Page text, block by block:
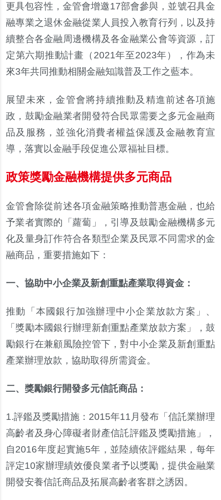
更具包容性，金管會增邀17部會參與，並號召具金
融專業之退休金融從業人員投入教育行列，以及持
續整合各金融周邊機構及各金融業公會等資源，訂
定第六期推動計畫（2021年至2023年），作為未
來3年共同推動相關金融知識普及工作之藍本。
展望未來，金管會將持續推動及精進前述各項施
政，鼓勵金融業者開發符合民眾需要之多元金融商
品及服務，並強化消費者權益保護及金融教育宣
導，落實以金融手段促進公眾福祉目標。
政策獎勵金融機構提供多元商品
金管會除從前述各項金融策略推動普惠金融，也給
予業者實際的「蘿蔔」，引導及鼓勵金融機構多元
化及量身訂作符合各類型企業及民眾不同需求的金
融商品，重要措施如下：
一、協助中小企業及新創重點產業取得資金：
推動「本國銀行加強辦理中小企業放款方案」、
「獎勵本國銀行辦理新創重點產業放款方案」，鼓
勵銀行在兼顧風險控管下，對中小企業及新創重點
產業辦理放款，協助取得所需資金。
二、獎勵銀行開發多元信託商品：
1.評鑑及獎勵措施：2015年11月發布「信託業辦理
高齡者及身心障礙者財產信託評鑑及獎勵措施」，
自2016年度起實施5年，並陸續依評鑑結果，每年
評定10家辦理績效優良業者予以獎勵，提供金融業
開發安養信託商品及拓展高齡者客群之誘因。